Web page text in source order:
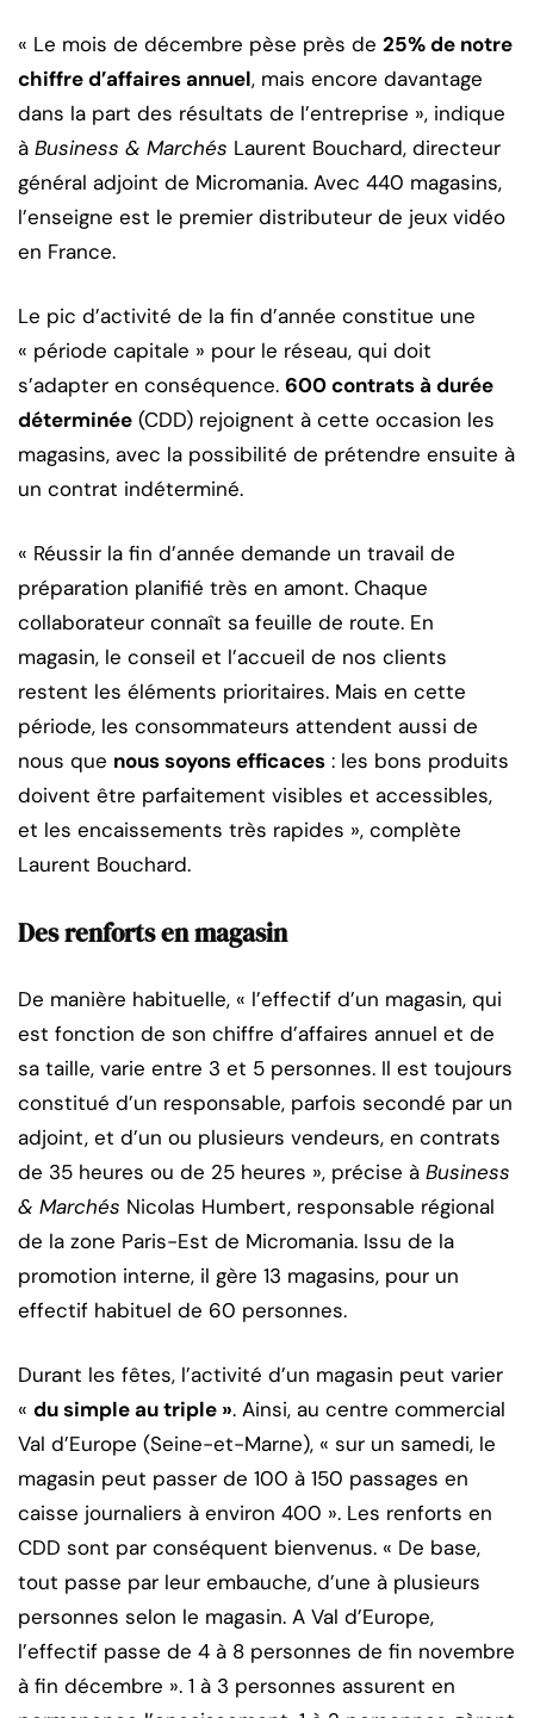
« Le mois de décembre pèse près de 25% de notre
chiffre d’affaires annuel, mais encore davantage
dans la part des résultats de l’entreprise », indique
à Business & Marchés Laurent Bouchard, directeur
général adjoint de Micromania. Avec 440 magasins,
l’enseigne est le premier distributeur de jeux vidéo
en France.
Le pic d’activité de la fin d’année constitue une
« période capitale » pour le réseau, qui doit
s’adapter en conséquence. 600 contrats à durée
déterminée (CDD) rejoignent à cette occasion les
magasins, avec la possibilité de prétendre ensuite à
un contrat indéterminé.
« Réussir la fin d’année demande un travail de
préparation planifié très en amont. Chaque
collaborateur connaît sa feuille de route. En
magasin, le conseil et l’accueil de nos clients
restent les éléments prioritaires. Mais en cette
période, les consommateurs attendent aussi de
nous que nous soyons efficaces : les bons produits
doivent être parfaitement visibles et accessibles,
et les encaissements très rapides », complète
Laurent Bouchard.
Des renforts en magasin
De manière habituelle, « l’effectif d’un magasin, qui
est fonction de son chiffre d’affaires annuel et de
sa taille, varie entre 3 et 5 personnes. Il est toujours
constitué d’un responsable, parfois secondé par un
adjoint, et d’un ou plusieurs vendeurs, en contrats
de 35 heures ou de 25 heures », précise à Business
& Marchés Nicolas Humbert, responsable régional
de la zone Paris-Est de Micromania. Issu de la
promotion interne, il gère 13 magasins, pour un
effectif habituel de 60 personnes.
Durant les fêtes, l’activité d’un magasin peut varier
« du simple au triple ». Ainsi, au centre commercial
Val d’Europe (Seine-et-Marne), « sur un samedi, le
magasin peut passer de 100 à 150 passages en
caisse journaliers à environ 400 ». Les renforts en
CDD sont par conséquent bienvenus. « De base,
tout passe par leur embauche, d’une à plusieurs
personnes selon le magasin. A Val d’Europe,
l’effectif passe de 4 à 8 personnes de fin novembre
à fin décembre ». 1 à 3 personnes assurent en